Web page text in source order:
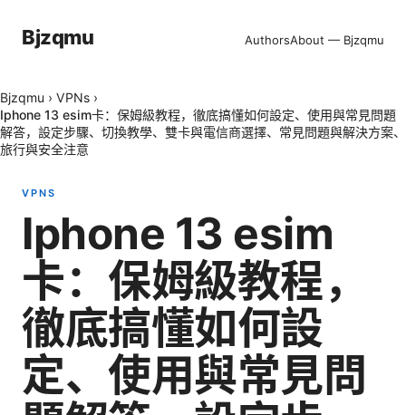
Bjzqmu AuthorsAbout — Bjzqmu
Bjzqmu › VPNs ›
Iphone 13 esim卡：保姆級教程，徹底搞懂如何設定、使用與常見問題
解答，設定步驟、切換教學、雙卡與電信商選擇、常見問題與解決方案、
旅行與安全注意
VPNS
Iphone 13 esim
卡：保姆級教程，
徹底搞懂如何設
定、使用與常見問